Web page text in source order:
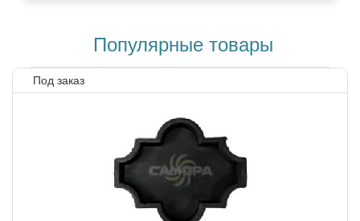
Популярные товары
Под заказ